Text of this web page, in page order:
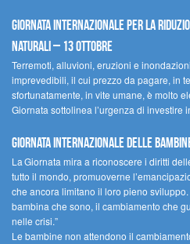
Giornata internazionale per la
naturali – 13 ottobre
Terremoti, alluvioni, eruzioni e
imprevedibili, il cui prezzo da pagare, in
sfortunatamente, in vite umane, è molto
Giornata sottolinea l’urgenza di investire
Giornata internazionale delle
La Giornata mira a riconoscere i diritti
tutto il mondo, promuoverne
che ancora limitano il loro pieno
bambina che sono, il cambiamento che
nelle crisi.”
Le bambine non attendono il